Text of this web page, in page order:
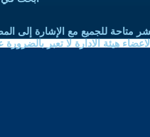
متاحة للجميع مع الإشارة إلى
هيئة الادارة لا تعبر